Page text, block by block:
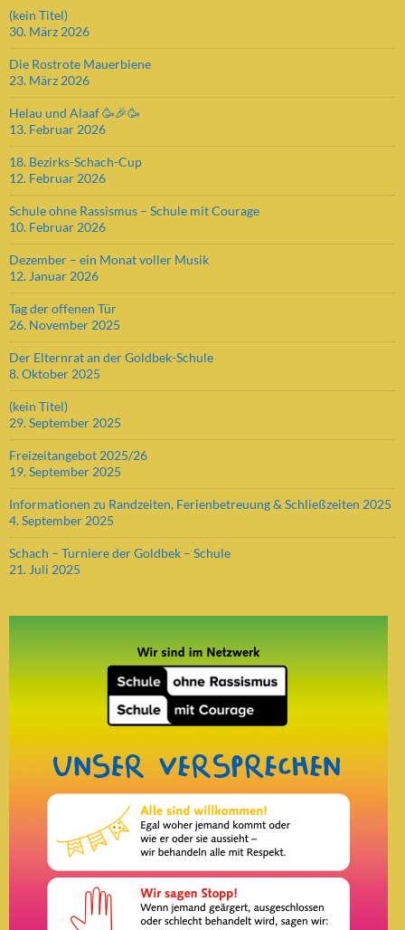
(kein Titel)
30. März 2026
Die Rostrote Mauerbiene
23. März 2026
Helau und Alaaf 🥳🎉🥳
13. Februar 2026
18. Bezirks-Schach-Cup
12. Februar 2026
Schule ohne Rassismus – Schule mit Courage
10. Februar 2026
Dezember – ein Monat voller Musik
12. Januar 2026
Tag der offenen Tür
26. November 2025
Der Elternrat an der Goldbek-Schule
8. Oktober 2025
(kein Titel)
29. September 2025
Freizeitangebot 2025/26
19. September 2025
Informationen zu Randzeiten, Ferienbetreuung & Schließzeiten 2025
4. September 2025
Schach – Turniere der Goldbek – Schule
21. Juli 2025